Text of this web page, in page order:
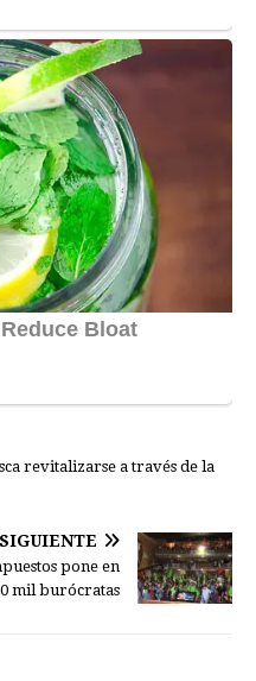
revitalizarse a través de la
SIGUIENTE
pone en
mil burócratas